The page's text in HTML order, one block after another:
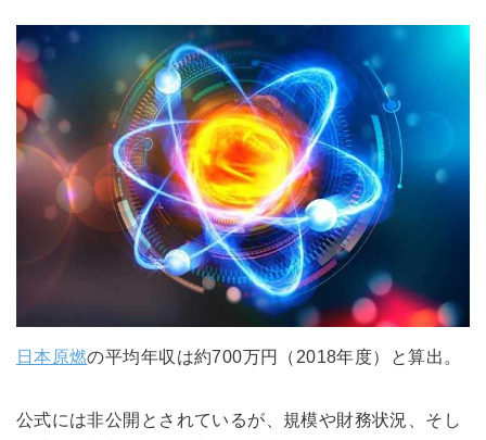
日本原燃の平均年収は約700万円（2018年度）と算出。
公式には非公開とされているが、規模や財務状況、そし